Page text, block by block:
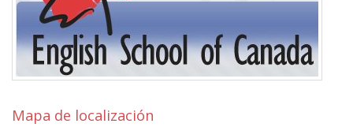
Mapa de localización